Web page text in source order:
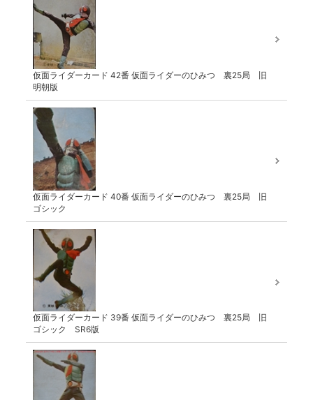
仮面ライダーカード 42番 仮面ライダーのひみつ 裏25局 旧
明朝版
仮面ライダーカード 40番 仮面ライダーのひみつ 裏25局 旧
ゴシック
仮面ライダーカード 39番 仮面ライダーのひみつ 裏25局 旧
ゴシック SR6版